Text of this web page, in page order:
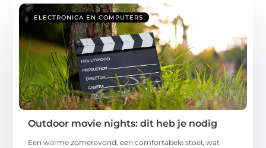
ELECTRONICA EN COMPUTERS
Outdoor movie nights: dit heb je nodig
Een warme zomeravond, een comfortabele stoel, wat